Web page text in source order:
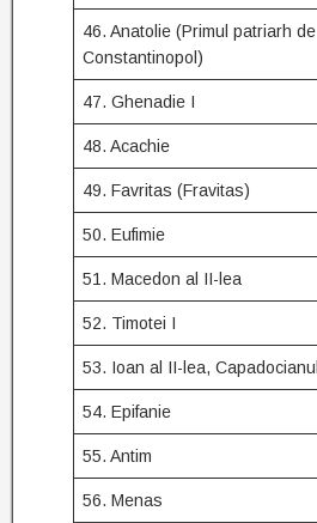
46. Anatolie (Primul patriarh de
Constantinopol)
47. Ghenadie I
48. Acachie
49. Favritas (Fravitas)
50. Eufimie
51. Macedon al II-lea
52. Timotei I
53. Ioan al II-lea, Capadocianul
54. Epifanie
55. Antim
56. Menas